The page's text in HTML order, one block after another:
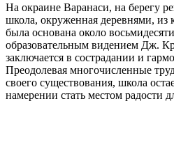
На окра­ине Вара­на­си, на бере­гу
шко­ла, окру­жен­ная дерев­ня­ми, из
была осно­ва­на око­ло
обра­зо­ва­тель­ным виде­ни­ем Дж.
заклю­ча­ет­ся в состра­да­нии и
Пре­одо­ле­вая мно­го­чис­лен­ные
сво­е­го суще­ство­ва­ния, шко­ла
наме­ре­нии стать местом радо­сти